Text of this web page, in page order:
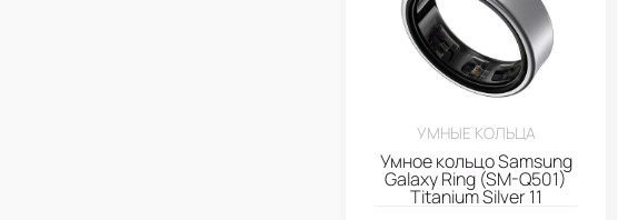
УМНЫЕ КОЛЬЦА
Умное кольцо Samsung
Galaxy Ring (SM-Q501)
Titanium Silver 11